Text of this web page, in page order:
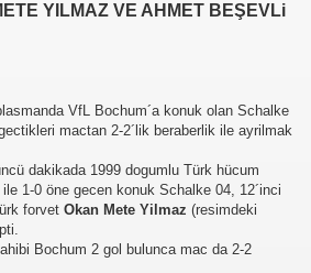
YILMAZ VE AHMET BEŞEVLi
VfL Bochum´a konuk olan Schalke
mactan 2-2´lik beraberlik ile ayrilmak
dakikada 1999 dogumlu Türk hücum
ile 1-0 öne gecen konuk Schalke 04, 12´inci
forvet Okan Mete Yilmaz (resimdeki
Bochum 2 gol bulunca mac da 2-2